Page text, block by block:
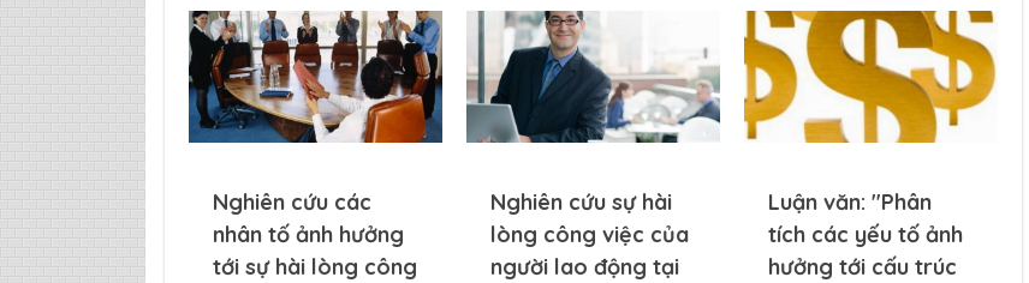
Nghiên cứu các
nhân tố ảnh hưởng
tới sự hài lòng công
Nghiên cứu sự hài
lòng công việc của
người lao động tại
Luận văn: "Phân
tích các yếu tố ảnh
hưởng tới cấu trúc